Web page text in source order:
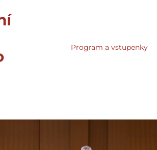
Program a vstupenky